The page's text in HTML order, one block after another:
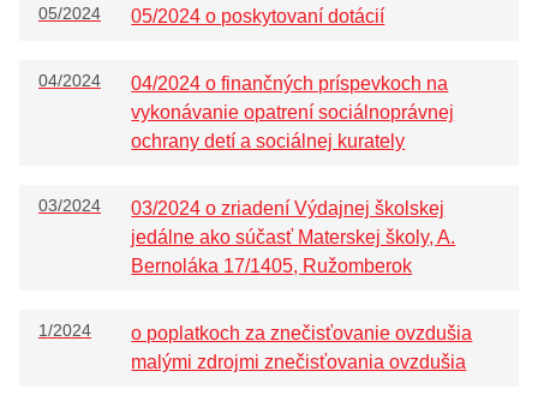
05/2024 05/2024 o poskytovaní dotácií
04/2024
04/2024 o finančných príspevkoch na
vykonávanie opatrení sociálnoprávnej
ochrany detí a sociálnej kurately
03/2024
03/2024 o zriadení Výdajnej školskej
jedálne ako súčasť Materskej školy, A.
Bernoláka 17/1405, Ružomberok
1/2024
o poplatkoch za znečisťovanie ovzdušia
malými zdrojmi znečisťovania ovzdušia